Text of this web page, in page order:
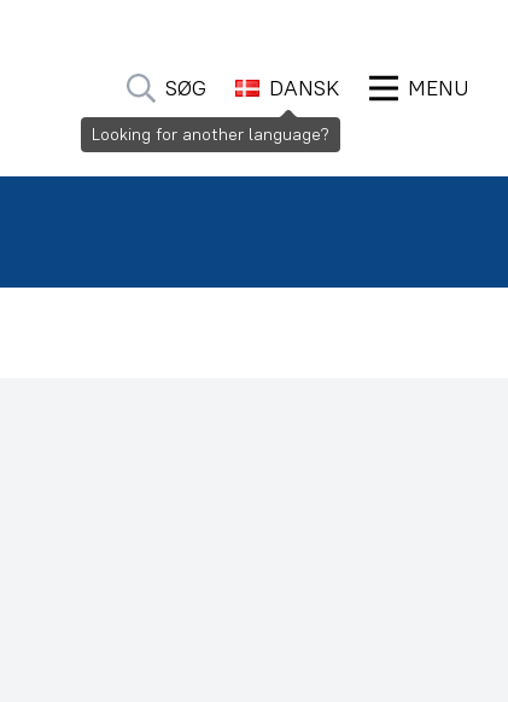
SØG DANSK MENU
Looking for another language?